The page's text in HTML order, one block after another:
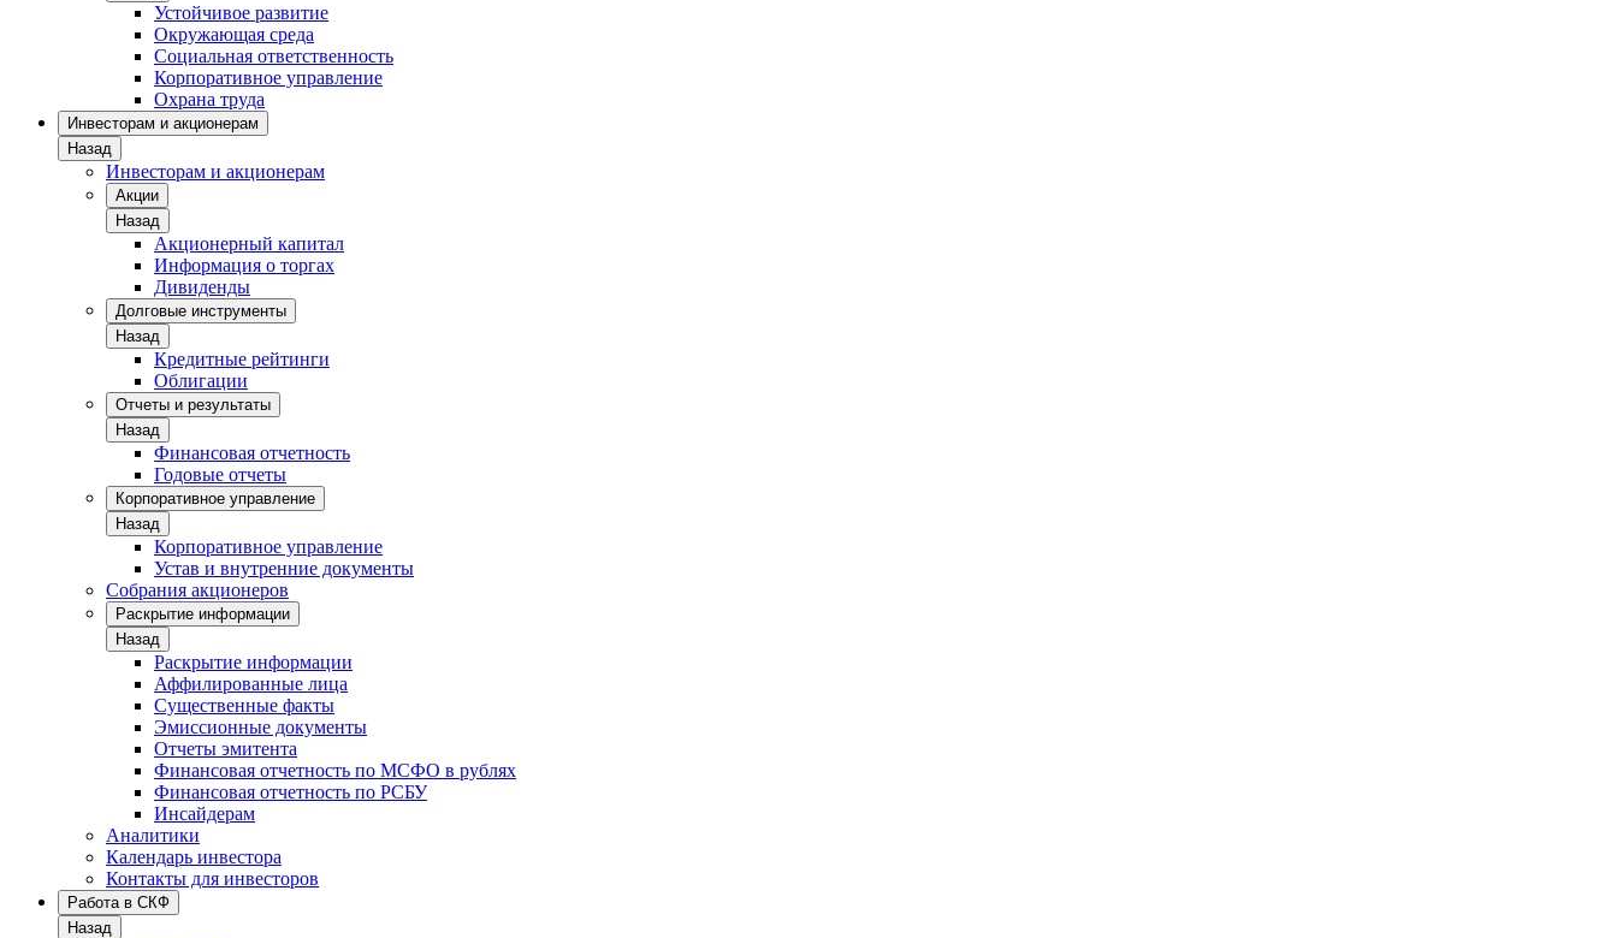
Устойчивое развитие
Окружающая среда
Социальная ответственность
Корпоративное управление
Охрана труда
Инвесторам и акционерам
Назад
Инвесторам и акционерам
Акции
Назад
Акционерный капитал
Информация о торгах
Дивиденды
Долговые инструменты
Назад
Кредитные рейтинги
Облигации
Отчеты и результаты
Назад
Финансовая отчетность
Годовые отчеты
Корпоративное управление
Назад
Корпоративное управление
Устав и внутренние документы
Собрания акционеров
Раскрытие информации
Назад
Раскрытие информации
Аффилированные лица
Существенные факты
Эмиссионные документы
Отчеты эмитента
Финансовая отчетность по МСФО в рублях
Финансовая отчетность по РСБУ
Инсайдерам
Аналитики
Календарь инвестора
Контакты для инвесторов
Работа в СКФ
Назад